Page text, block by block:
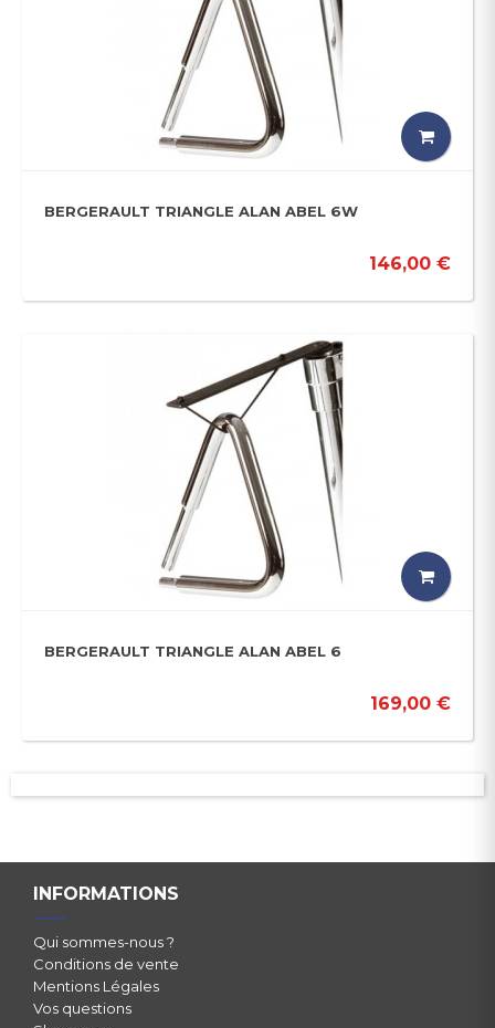
BERGERAULT TRIANGLE ALAN ABEL 6W
146,00 €
BERGERAULT TRIANGLE ALAN ABEL 6
169,00 €
INFORMATIONS
Qui sommes-nous ?
Conditions de vente
Mentions Légales
Vos questions